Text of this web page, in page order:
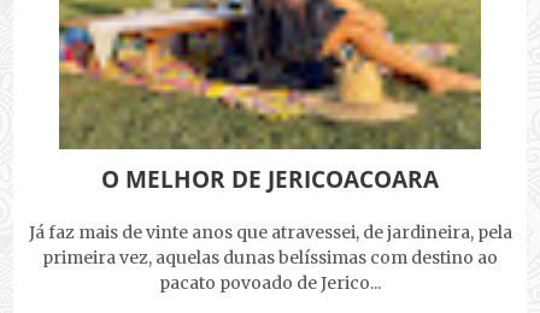
O MELHOR DE JERICOACOARA
Já faz mais de vinte anos que atravessei, de jardineira, pela
primeira vez, aquelas dunas belíssimas com destino ao
pacato povoado de Jerico...